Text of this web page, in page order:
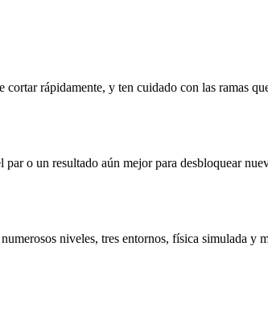
rápidamente, y ten cuidado con las ramas
o un resultado aún mejor para desbloquear
niveles, tres entornos, física simulada y